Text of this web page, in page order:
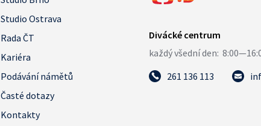
Studio Ostrava
Rada ČT
Kariéra
Podávání námětů
Časté dotazy
Kontakty
261 136 113